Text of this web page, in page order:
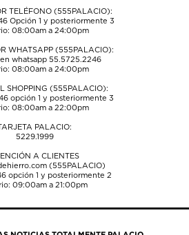
TELÉFONO (555PALACIO):
Opción 1 y posteriormente 3
08:00am a 24:00pm
WHATSAPP (555PALACIO):
whatsapp 55.5725.2246
08:00am a 24:00pm
SHOPPING (555PALACIO):
opción 1 y posteriormente 3
08:00am a 22:00pm
PALACIO:
5229.1999
A CLIENTES
(555PALACIO)
opción 1 y posteriormente 2
09:00am a 21:00pm